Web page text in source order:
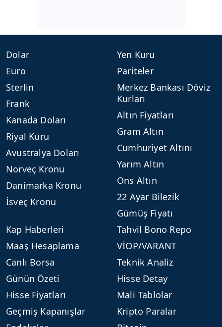
Dolar
Euro
Sterlin
Frank
Kanada Doları
Riyal Kuru
Avustralya Doları
Norveç Kronu
Danimarka Kronu
İsveç Kronu
Yen Kuru
Pariteler
Merkez Bankası Döviz
Kurları
Altın Fiyatları
Gram Altın
Cumhuriyet Altını
Yarım Altın
Ons Altın
22 Ayar Bilezik
Gümüş Fiyatı
Kap Haberleri
Maaş Hesaplama
Canlı Borsa
Günün Özeti
Hisse Fiyatları
Geçmiş Kapanışlar
Tahvil Bono Repo
VİOP/VARANT
Teknik Analiz
Hisse Detay
Mali Tablolar
Kripto Paralar